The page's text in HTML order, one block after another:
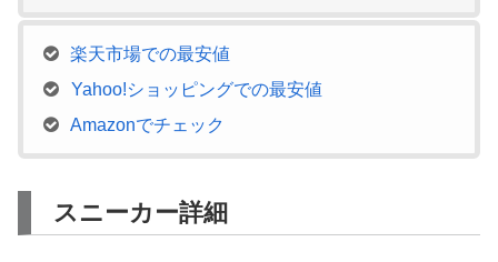
楽天市場での最安値
Yahoo!ショッピングでの最安値
Amazonでチェック
スニーカー詳細